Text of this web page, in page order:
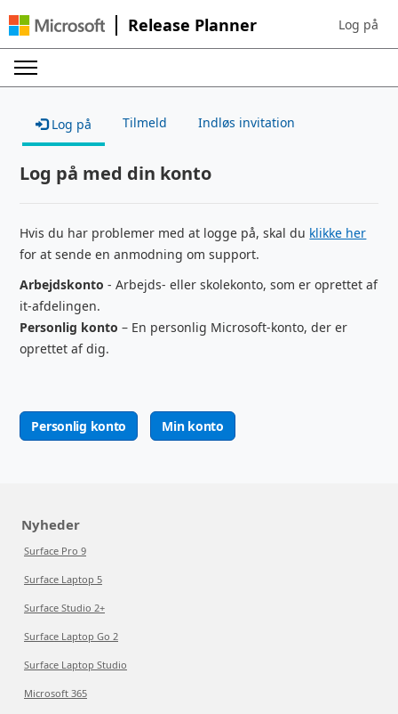
Release Planner Sign in to
Log på
Log på Tilmeld Indløs invitation
Log på med din konto
Hvis du har problemer med at logge på, skal du klikke her
for at sende en anmodning om support.
Arbejdskonto - Arbejds- eller skolekonto, som er oprettet af
it-afdelingen.
Personlig konto – En personlig Microsoft-konto, der er
oprettet af dig.
Personlig konto Min konto
Nyheder
Surface Pro 9
Surface Laptop 5
Surface Studio 2+
Surface Laptop Go 2
Surface Laptop Studio
Microsoft 365